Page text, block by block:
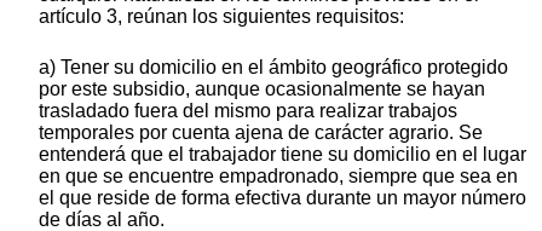
artículo 3, reúnan los siguientes requisitos:
a) Tener su domicilio en el ámbito geográfico protegido
por este subsidio, aunque ocasionalmente se hayan
trasladado fuera del mismo para realizar trabajos
temporales por cuenta ajena de carácter agrario. Se
entenderá que el trabajador tiene su domicilio en el lugar
en que se encuentre empadronado, siempre que sea en
el que reside de forma efectiva durante un mayor número
de días al año.